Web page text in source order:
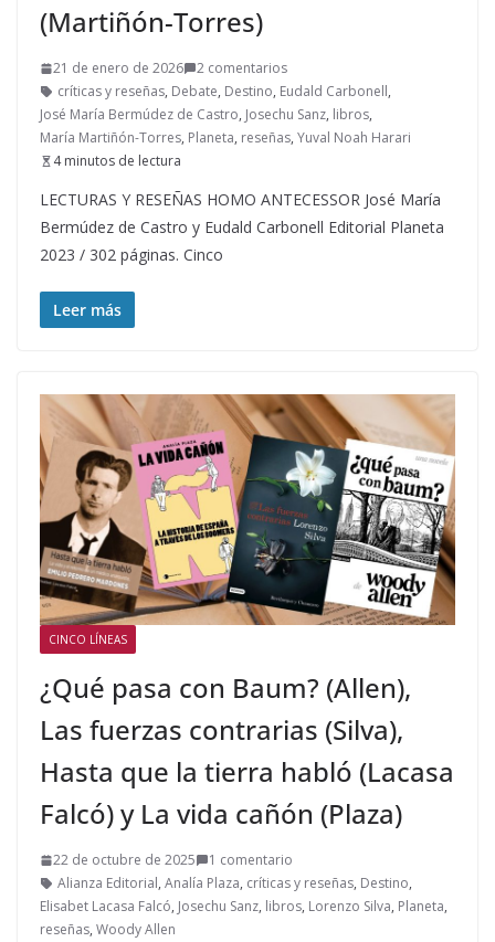
(Martiñón-Torres)
21 de enero de 2026
2 comentarios
críticas y reseñas, Debate, Destino, Eudald Carbonell,
José María Bermúdez de Castro, Josechu Sanz, libros,
María Martiñón-Torres, Planeta, reseñas, Yuval Noah Harari
4 minutos de lectura
LECTURAS Y RESEÑAS HOMO ANTECESSOR José María
Bermúdez de Castro y Eudald Carbonell Editorial Planeta
2023 / 302 páginas. Cinco
Leer más
CINCO LÍNEAS
¿Qué pasa con Baum? (Allen),
Las fuerzas contrarias (Silva),
Hasta que la tierra habló (Lacasa
Falcó) y La vida cañón (Plaza)
22 de octubre de 2025
1 comentario
Alianza Editorial, Analía Plaza, críticas y reseñas, Destino,
Elisabet Lacasa Falcó, Josechu Sanz, libros, Lorenzo Silva, Planeta,
reseñas, Woody Allen